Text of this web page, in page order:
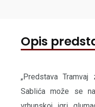
Opis
„Predstava
Sablića može se